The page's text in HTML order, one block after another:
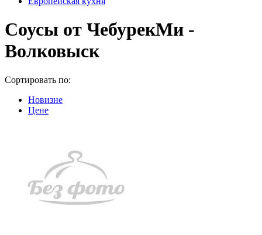
Соусы от ЧебурекМи -
Волковыск
Сортировать по:
Новизне
Цене